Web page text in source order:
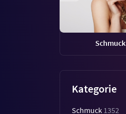
Schmuck
Kategorie
Schmuck 1352